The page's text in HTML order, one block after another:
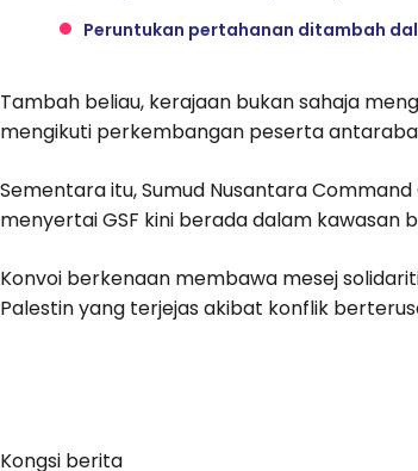
Peruntukan pertahanan ditambah
Tambah beliau, kerajaan bukan sahaja
mengikuti perkembangan peserta
Sementara itu, Sumud Nusantara
menyertai GSF kini berada dalam kawasan
Konvoi berkenaan membawa mesej
Palestin yang terjejas akibat konflik
Kongsi berita